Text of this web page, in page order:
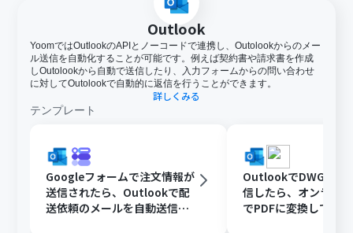
Outlook
YoomではOutlookのAPIとノーコードで連携し、Outolookからのメー
ル送信を自動化することが可能です。例えば契約書や請求書を作成
しOutolookから自動で送信したり、入力フォームからの問い合わせ
に対してOutolookで自動的に返信を行うことができます。
詳しくみる
テンプレート
Googleフォームで注文情報が
送信されたら、Outlookで配
送依頼のメールを自動送信す
OutlookでDWGファ
信したら、オンライ
でPDFに変換して